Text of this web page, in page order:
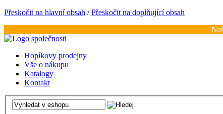
Přeskočit na hlavní obsah /Přeskočit na doplňující obsah
Hopíkovy prodejny
Vše o nákupu
Katalogy
Kontakt